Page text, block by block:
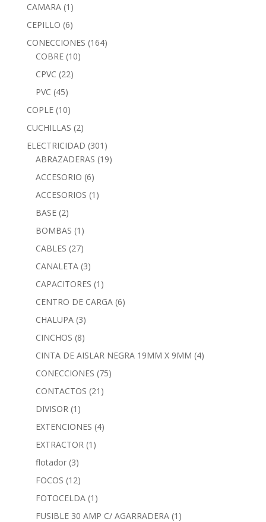
CAMARA (1)
CEPILLO (6)
CONECCIONES (164)
COBRE (10)
CPVC (22)
PVC (45)
COPLE (10)
CUCHILLAS (2)
ELECTRICIDAD (301)
ABRAZADERAS (19)
ACCESORIO (6)
ACCESORIOS (1)
BASE (2)
BOMBAS (1)
CABLES (27)
CANALETA (3)
CAPACITORES (1)
CENTRO DE CARGA (6)
CHALUPA (3)
CINCHOS (8)
CINTA DE AISLAR NEGRA 19MM X 9MM (4)
CONECCIONES (75)
CONTACTOS (21)
DIVISOR (1)
EXTENCIONES (4)
EXTRACTOR (1)
flotador (3)
FOCOS (12)
FOTOCELDA (1)
FUSIBLE 30 AMP C/ AGARRADERA (1)